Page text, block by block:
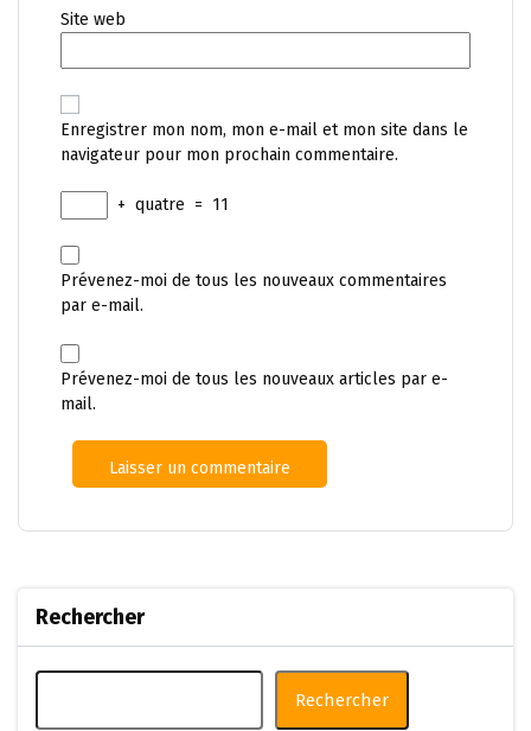
Site web
Enregistrer mon nom, mon e-mail et mon site dans le
navigateur pour mon prochain commentaire.
+ quatre = 11
Prévenez-moi de tous les nouveaux commentaires
par e-mail.
Prévenez-moi de tous les nouveaux articles par e-
mail.
Rechercher
Rechercher